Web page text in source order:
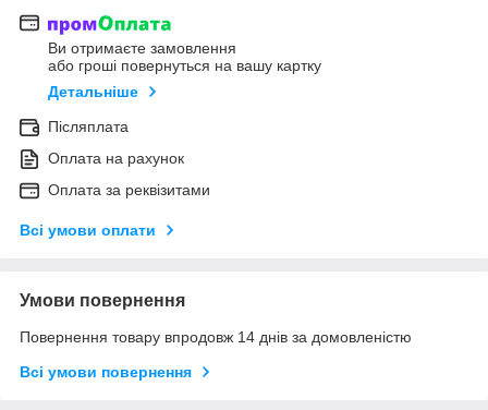
Ви отримаєте замовлення
або гроші повернуться на вашу картку
Детальніше
Післяплата
Оплата на рахунок
Оплата за реквізитами
Всі умови оплати
Умови повернення
Повернення товару впродовж 14 днів за домовленістю
Всі умови повернення